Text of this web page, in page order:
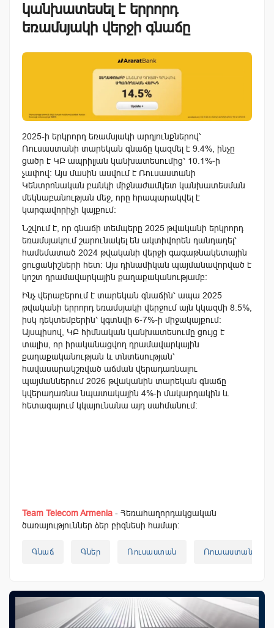
կանխատեսել է երրորդ
եռամսյակի վերջի գնաճը
2025-ի երկրորդ եռամսյակի արդյունքներով՝
Ռուսաստանի տարեկան գնաճը կազմել է 9.4%, ինչը
ցածր է ԿԲ ապրիլյան կանխատեսումից՝ 10.1%-ի
չափով: Այս մասին ասվում է Ռուսաստանի
Կենտրոնական բանկի միջնաժամկետ կանխատեսման
մեկնաբանության մեջ, որը հրապարակվել է
կարգավորիչի կայքում։
Նշվում է, որ գնաճի տեմպերը 2025 թվականի երկրորդ
եռամսյակում շարունակել են ակտիվորեն դանդաղել՝
համեմատած 2024 թվականի վերջի գագաթնակետային
ցուցանիշների հետ։ Այս դինամիկան պայմանավորված է
կոշտ դրամավարկային քաղաքականությամբ։
Ինչ վերաբերում է տարեկան գնաճին՝ ապա 2025
թվականի երրորդ եռամսյակի վերջում այն կկազմի 8.5%,
իսկ դեկտեմբերին՝ կգտնվի 6-7%-ի միջակայքում։
Այսպիսով, ԿԲ հիմնական կանխատեսումը ցույց է
տալիս, որ իրականացվող դրամավարկային
քաղաքականության և տնտեսության՝
հավասարակշռված աճման վերադառնալու
պայմաններում 2026 թվականին տարեկան գնաճը
կվերադառնա նպատակային 4%-ի մակարդակին և
հետագայում կկայունանա այդ սահմանում։
Team Telecom Armenia - Հեռահաղորդակցական
ծառայություններ ձեր բիզնեսի համար:
Գնաճ Գներ Ռուսաստան Ռուսաստանի